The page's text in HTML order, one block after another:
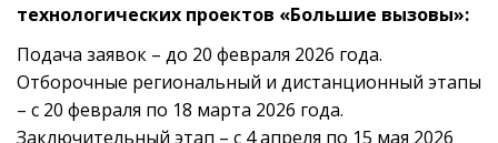
технологических проектов «Большие вызовы»:
Подача заявок – до 20 февраля 2026 года.
Отборочные региональный и дистанционный этапы
– с 20 февраля по 18 марта 2026 года.
Заключительный этап – с 4 апреля по 15 мая 2026